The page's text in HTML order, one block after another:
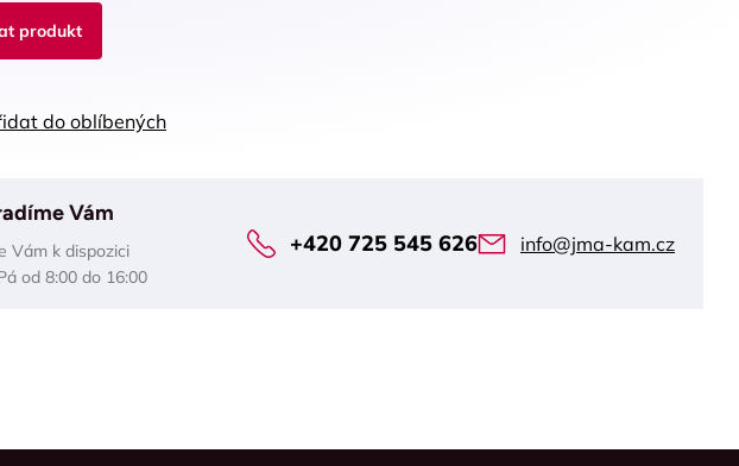
produkt
do oblíbených
Vám
Vám k dispozici
od 8:00 do 16:00
+420 725 545 626 info@jma-kam.cz